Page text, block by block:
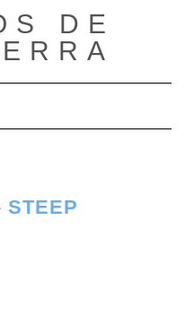
DE
modo de navegación
STEEP